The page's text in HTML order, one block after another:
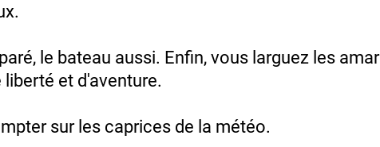
le bateau aussi. Enfin, vous larguez les
et d'aventure.
sur les caprices de la météo.